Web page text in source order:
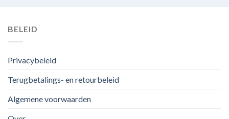
BELEID
Privacybeleid
Terugbetalings- en retourbeleid
Algemene voorwaarden